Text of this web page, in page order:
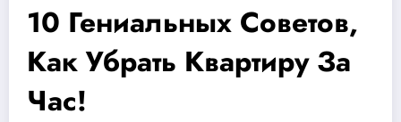
10 Гениальных Советов,
Как Убрать Квартиру За
Час!